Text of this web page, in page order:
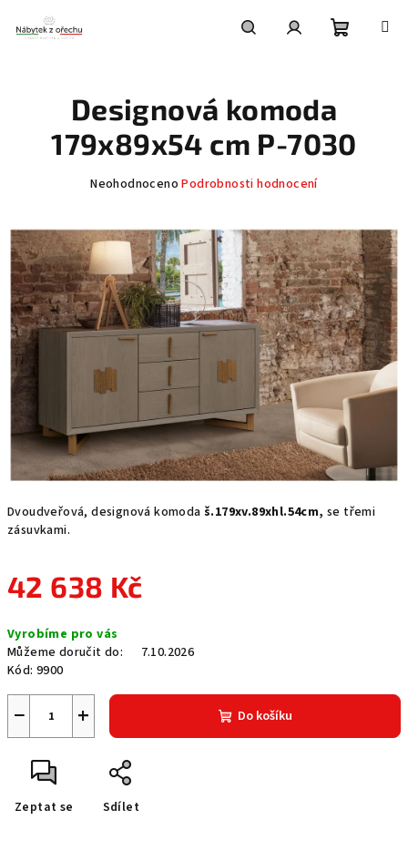
obsah
Dvoudveřová, designová komoda š.179xv.89xhl.54cm, se třemi
zásuvkami.
42 638 Kč
cena:
Vyrobíme pro vás
Můžeme doručit do:
7.10.2026
Kód: 9900
+
− Do košíku
Zeptat se Sdílet
Designová komoda
179x89x54 cm P-7030
Průměrné
je
0,0
z
5
hvězdiček.
Neohodnoceno Podrobnosti hodnocení